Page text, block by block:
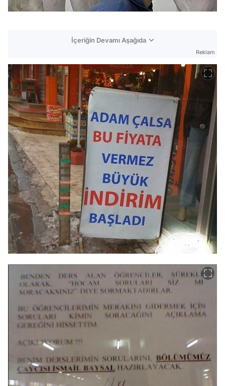
İçeriğin Devamı Aşağıda
Reklam